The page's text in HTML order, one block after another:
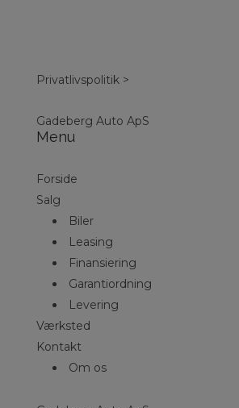
Privatlivspolitik >
Gadeberg Auto ApS
Menu
Forside
Salg
Biler
Leasing
Finansiering
Garantiordning
Levering
Værksted
Kontakt
Om os